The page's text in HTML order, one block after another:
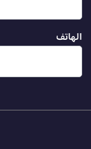
الهاتف